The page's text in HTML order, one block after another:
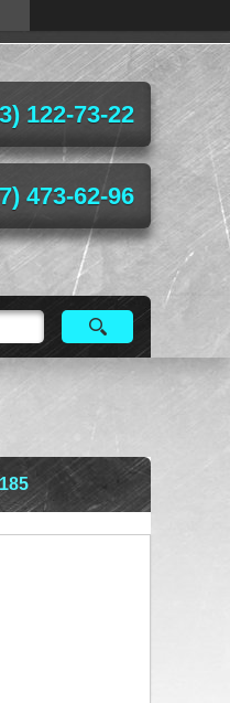
122-73-22
473-62-96